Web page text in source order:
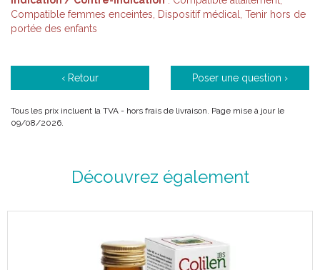
Compatible femmes enceintes, Dispositif médical, Tenir hors de
portée des enfants
‹ Retour Poser une question ›
Tous les prix incluent la TVA - hors frais de livraison. Page mise à jour le
09/08/2026.
Découvrez également